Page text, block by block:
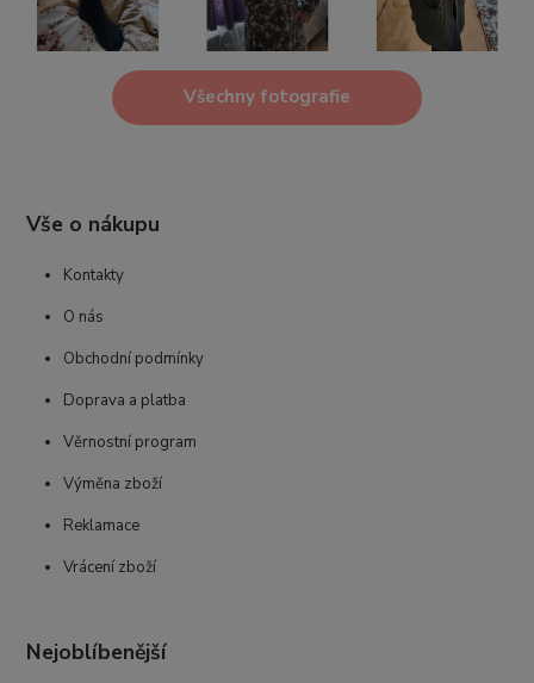
Všechny fotografie
Vše o nákupu
Kontakty
O nás
Obchodní podmínky
Doprava a platba
Věrnostní program
Výměna zboží
Reklamace
Vrácení zboží
Nejoblíbenější